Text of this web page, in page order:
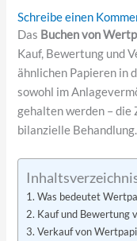
Schreibe einen
Das Buchen von
Kauf, Bewertung und
ähnlichen Papieren in
sowohl im
gehalten werden –
bilanzielle Behandlung.
Was bedeutet
Kauf und Bewertung
Verkauf von